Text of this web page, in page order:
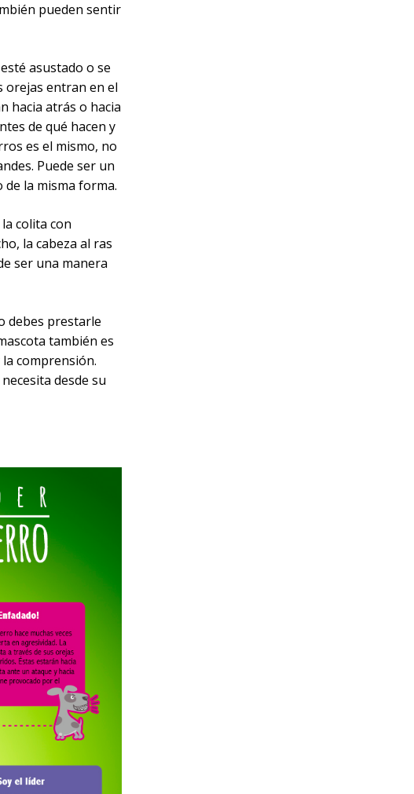
pueden sentir
asustado o se
orejas entran en el
hacia atrás o hacia
de qué hacen y
es el mismo, no
Puede ser un
la misma forma.
colita con
la cabeza al ras
ser una manera
debes prestarle
también es
comprensión.
desde su